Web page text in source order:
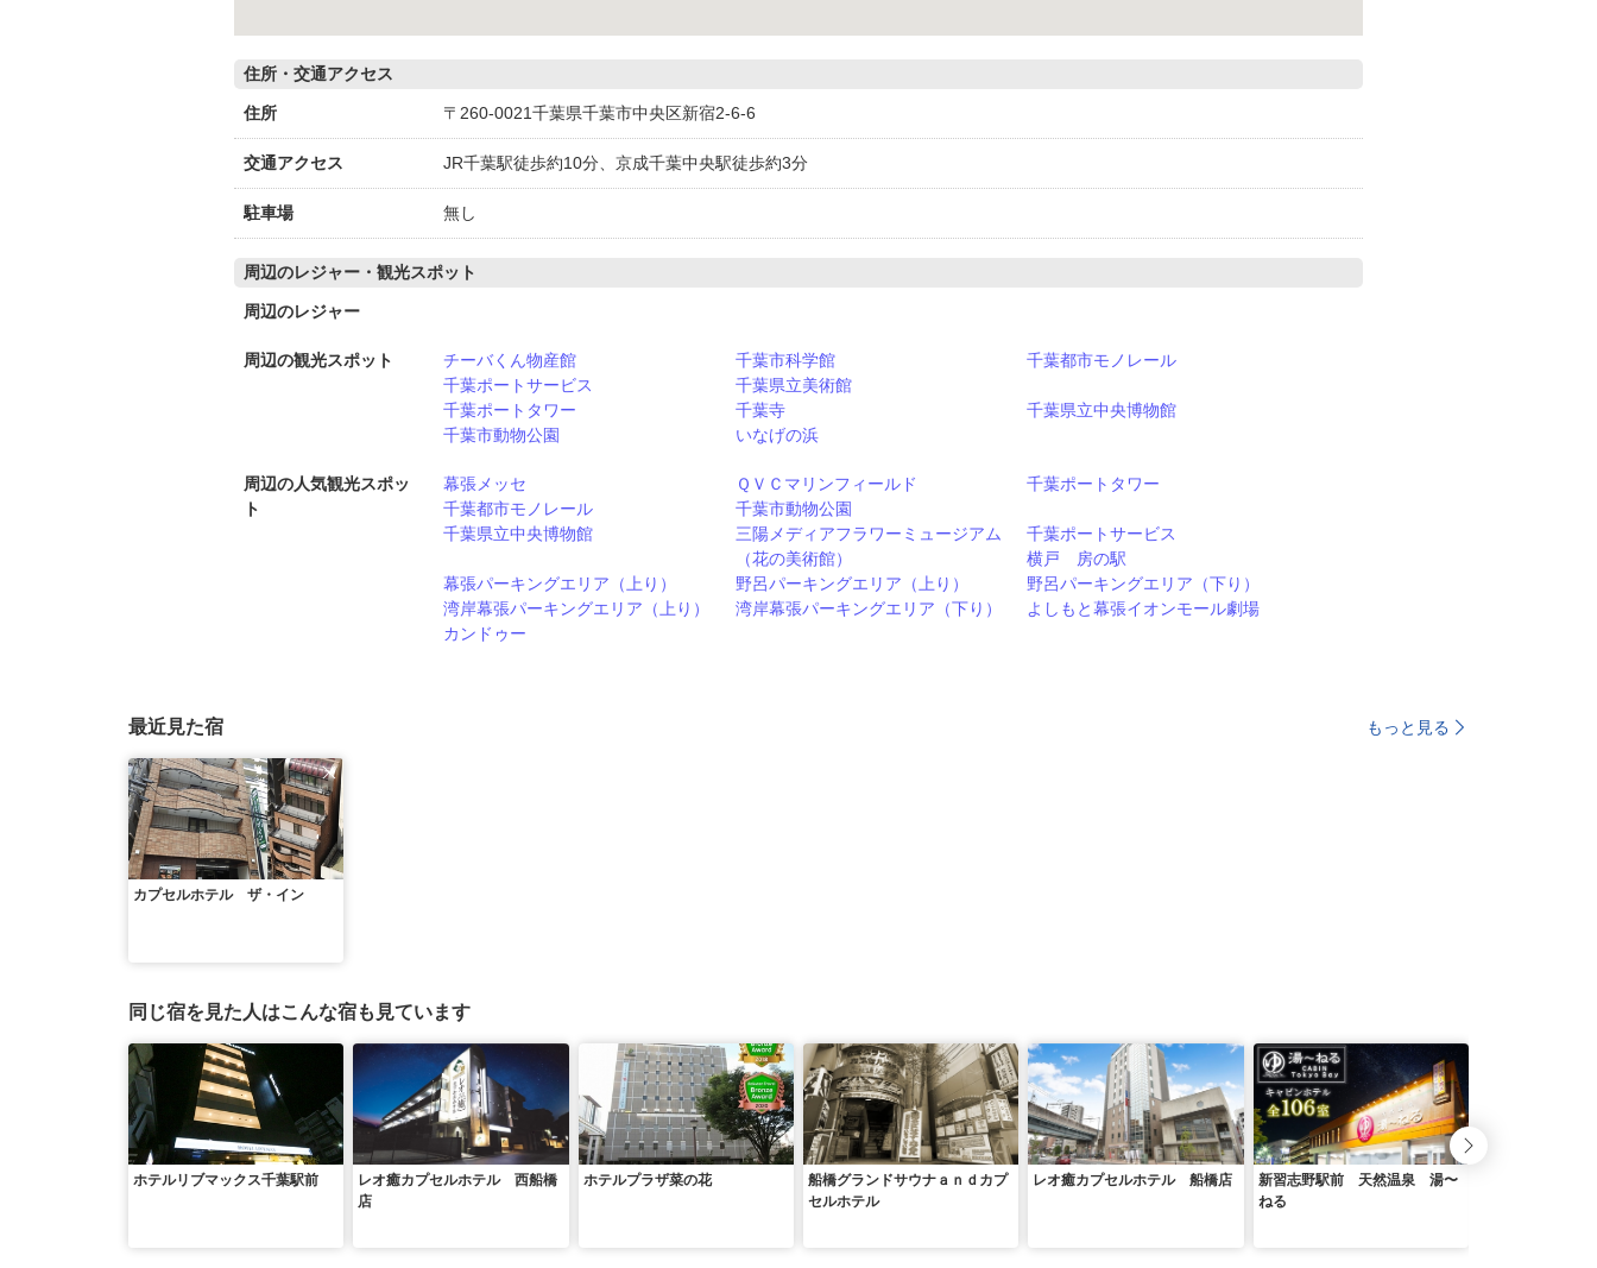
住所・交通アクセス
住所 〒260-0021千葉県千葉市中央区新宿2-6-6
交通アクセス JR千葉駅徒歩約10分、京成千葉中央駅徒歩約3分
駐車場 無し
周辺のレジャー・観光スポット
周辺のレジャー
周辺の観光スポット チーバくん物産館 千葉市科学館
千葉都市モノレール
千葉ポートサービス
千葉県立美術館
千葉ポートタワー
千葉寺
千葉県立中央博物館
千葉市動物公園
いなげの浜
周辺の人気観光スポッ
ト
幕張メッセ ＱＶＣマリンフィールド
千葉ポートタワー
千葉都市モノレール
千葉市動物公園
千葉県立中央博物館
三陽メディアフラワーミュージアム
（花の美術館）
千葉ポートサービス
横戸 房の駅
幕張パーキングエリア（上り）
野呂パーキングエリア（上り）
野呂パーキングエリア（下り）
湾岸幕張パーキングエリア（上り）
湾岸幕張パーキングエリア（下り）
よしもと幕張イオンモール劇場
カンドゥー
最近見た宿 もっと見る
カプセルホテル ザ・イン
同じ宿を見た人はこんな宿も見ています
ホテルリブマックス千葉駅前
レオ癒カプセルホテル 西船橋
店
ホテルプラザ菜の花
船橋グランドサウナａｎｄカプ
セルホテル
レオ癒カプセルホテル 船橋店
新習志野駅前 天然温泉 湯〜
ねる